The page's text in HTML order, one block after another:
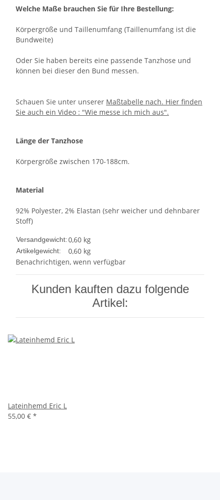
Welche Maße brauchen Sie für Ihre Bestellung:
Körpergröße und Taillenumfang (Taillenumfang ist die
Bundweite)
Oder Sie haben bereits eine passende Tanzhose und
können bei dieser den Bund messen.
Schauen Sie unter unserer Maßtabelle nach. Hier finden
Sie auch ein Video : "Wie messe ich mich aus".
Länge der Tanzhose
Körpergröße zwischen 170-188cm.
Material
92% Polyester, 2% Elastan (sehr weicher und dehnbarer
Stoff)
Versandgewicht:0,60 kg
Artikelgewicht: 0,60 kg
Benachrichtigen, wenn verfügbar
Kunden kauften dazu folgende
Artikel:
Lateinhemd Eric L
55,00 € *